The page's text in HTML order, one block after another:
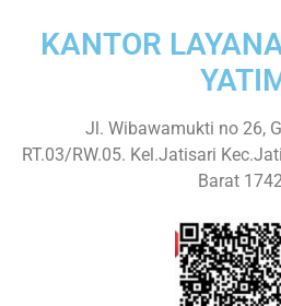
KANTOR
Jl. Wibawamukti no 26,
RT.03/RW.05. Kel.Jatisari
Barat